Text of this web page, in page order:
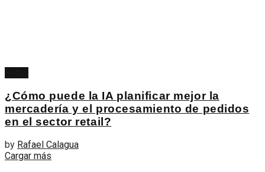
¿Cómo puede la IA planificar mejor la
mercadería y el procesamiento de pedidos
en el sector retail?
by Rafael Calagua
Cargar más